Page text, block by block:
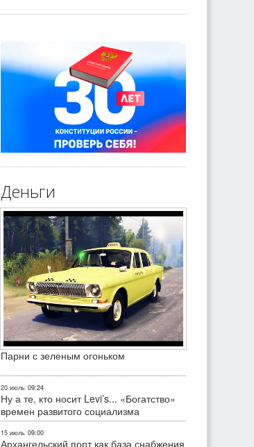
Деньги
Парни с зеленым огоньком
20 июль 09:24
Ну а те, кто носит Levi’s... «Богатство»
времен развитого социализма
15 июль 09:00
Архангельский порт как база снабжения